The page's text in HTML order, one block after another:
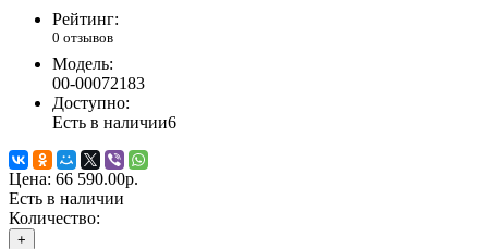
Рейтинг:
0 отзывов
Модель:
00-00072183
Доступно:
Есть в наличии6
Цена: 66 590.00р.
Есть в наличии
Количество:
+